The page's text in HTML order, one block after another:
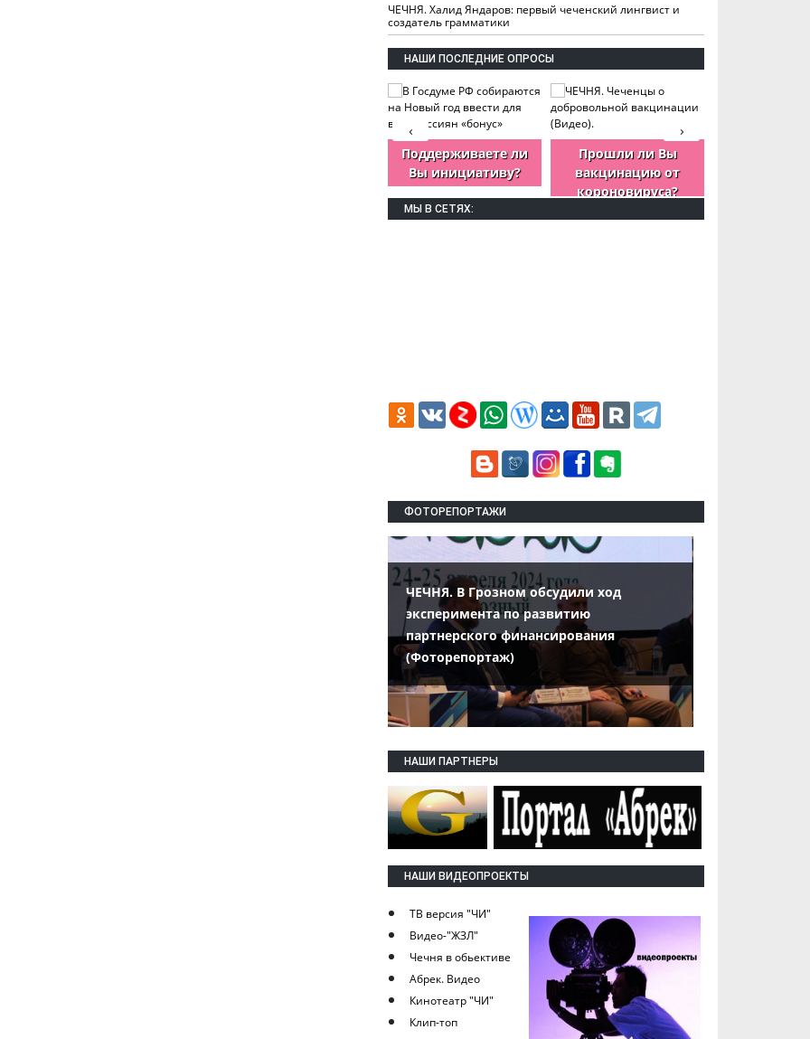
ЧЕЧНЯ. Халид Яндаров: первый чеченский лингвист и
создатель грамматики
НАШИ ПОСЛЕДНИЕ ОПРОСЫ
Поддерживаете ли
Вы инициативу?
Прошли ли Вы
вакцинацию от
короновируса?
›
‹
МЫ В СЕТЯХ:
ФОТОРЕПОРТАЖИ
ЧЕЧНЯ. В Грозном обсудили ход
эксперимента по развитию
партнерского финансирования
(Фоторепортаж)
НАШИ ПАРТНЕРЫ
НАШИ ВИДЕОПРОЕКТЫ
ТВ версия "ЧИ"
Видео-"ЖЗЛ"
Чечня в обьективе
Абрек. Видео
Кинотеатр "ЧИ"
Клип-топ